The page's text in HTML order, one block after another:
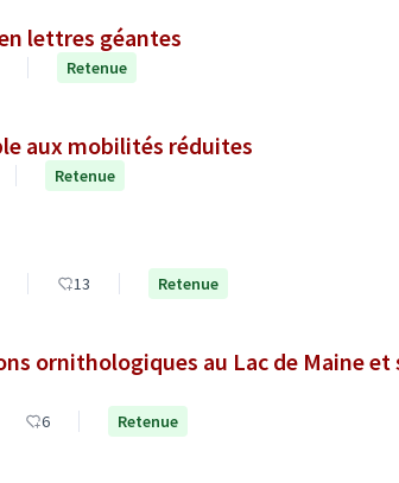
lettres géantes
Retenue
aux mobilités réduites
Retenue
13 Retenue
ornithologiques au Lac de Maine et
6 Retenue